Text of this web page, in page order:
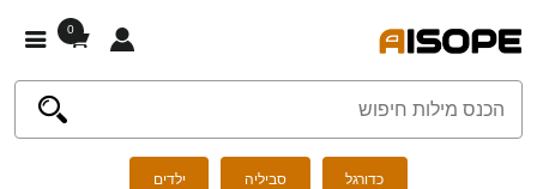
0
כדורגל סביליה ילדים